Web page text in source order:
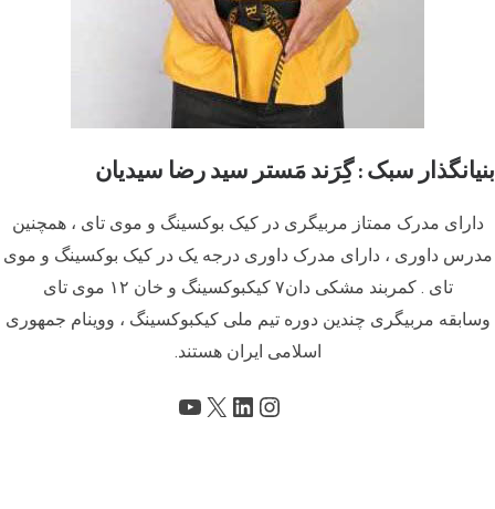
بنیانگذار سبک :گِرَند مَستر سید رضا سیدیان
دارای مدرک ممتاز مربیگری در کیک بوکسینگ و موی تای ، همچنین
مدرس داوری ، دارای مدرک داوری درجه یک در کیک بوکسینگ و موی
تای . کمربند مشکی دان۷ کیکبوکسینگ و خان ۱۲ موی تای
وسابقه مربیگری چندین دوره تیم ملی کیکبوکسینگ ، ووینام جمهوری
اسلامی ایران هستند.
اینستاگرم
لینکداین
X یوتیوب